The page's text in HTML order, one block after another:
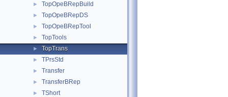
► TopOpeBRepBuild
► TopOpeBRepDS
► TopOpeBRepTool
► TopTools
► TopTrans
► TPrsStd
► Transfer
► TransferBRep
► TShort